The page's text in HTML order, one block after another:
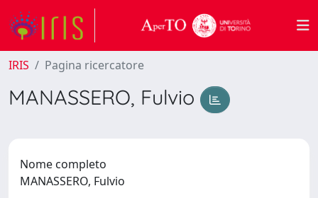
IRIS Pagina ricercatore
MANASSERO, Fulvio
Nome completo
MANASSERO, Fulvio